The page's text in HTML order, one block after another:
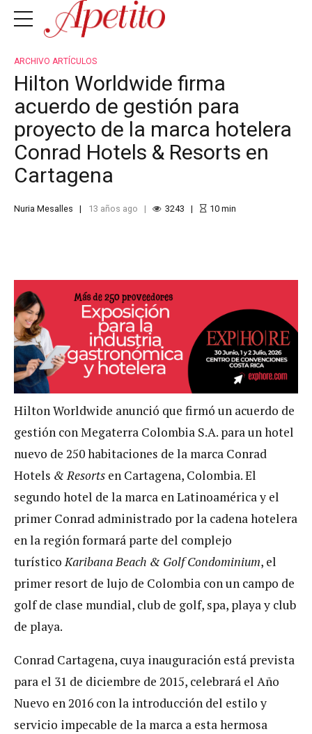
ARCHIVO ARTÍCULOS
Hilton Worldwide firma
acuerdo de gestión para
proyecto de la marca hotelera
Conrad Hotels & Resorts en
Cartagena
Nuria Mesalles 13 años ago 3243 10min
Hilton Worldwide anunció que firmó un acuerdo de
gestión con Megaterra Colombia S.A. para un hotel
nuevo de 250 habitaciones de la marca Conrad
Hotels & Resorts en Cartagena, Colombia. El
segundo hotel de la marca en Latinoamérica y el
primer Conrad administrado por la cadena hotelera
en la región formará parte del complejo
turísticoKaribana Beach & Golf Condominium, el
primer resort de lujo de Colombia con un campo de
golf de clase mundial, club de golf, spa, playa y club
de playa.
Conrad Cartagena, cuya inauguración está prevista
para el 31 de diciembre de 2015, celebrará el Año
Nuevo en 2016 con la introducción del estilo y
servicio impecable de la marca a esta hermosa